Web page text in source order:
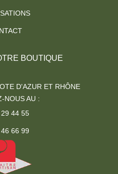
BOUTIQUE
D'AZUR ET RHÔNE
NOUS AU :
44 55
66 99